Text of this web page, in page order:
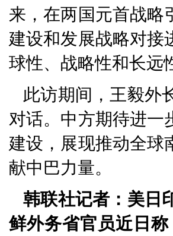
来，在两国元首战略
建设和发展战略对接
球性、战略性和长远
此访期间，王毅外
对话。中方期待进一
建设，展现推动全球
献中巴力量。
韩联社记者：美日
鲜外务省官员近日